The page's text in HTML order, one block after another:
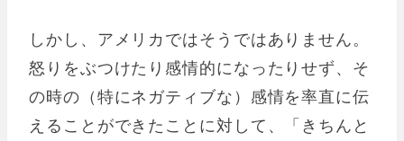
しかし、アメリカではそうではありません。
怒りをぶつけたり感情的になったりせず、そ
の時の（特にネガティブな）感情を率直に伝
えることができたことに対して、「きちんと